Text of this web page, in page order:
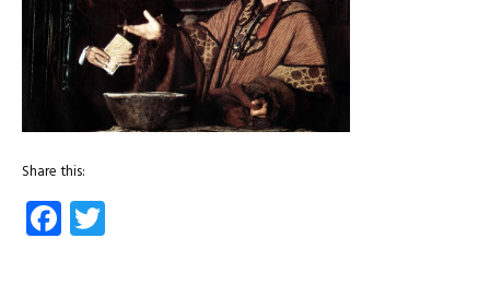
Share this:
Facebook